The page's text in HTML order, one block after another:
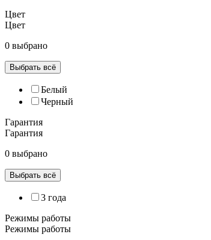
Цвет
Цвет
0 выбрано
Выбрать всё
Белый
Черный
Гарантия
Гарантия
0 выбрано
Выбрать всё
3 года
Режимы работы
Режимы работы